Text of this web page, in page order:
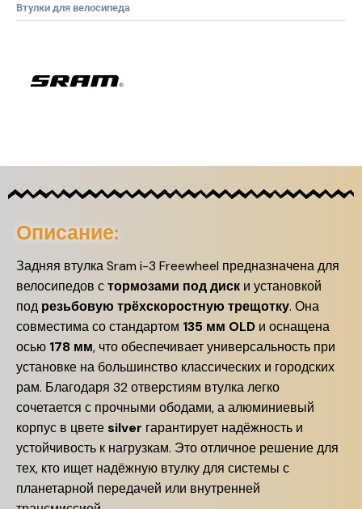
Втулки для велосипеда
Описание:
Задняя втулка Sram i-3 Freewheel предназначена для
велосипедов стормозами под диск и установкой
под резьбовую трёхскоростную трещотку. Она
совместима со стандартом 135 мм OLD и оснащена
осью 178 мм, что обеспечивает универсальность при
установке на большинство классических и городских
рам. Благодаря 32 отверстиям втулка легко
сочетается с прочными ободами, а алюминиевый
корпус в цветеsilver гарантирует надёжность и
устойчивость к нагрузкам. Это отличное решение для
тех, кто ищет надёжную втулку для системы с
планетарной передачей или внутренней